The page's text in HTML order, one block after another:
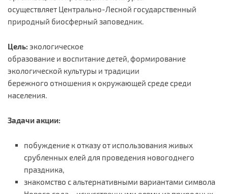
осуществляет Центрально-Лесной государственный
природный биосферный заповедник.
Цель: экологическое
образование и воспитание детей, формирование
экологической культуры и традиции
бережного отношения к окружающей среде среди
населения.
Задачи акции:
побуждение к отказу от использования живых
срубленных елей для проведения новогоднего
праздника,
знакомство с альтернативными вариантами символа